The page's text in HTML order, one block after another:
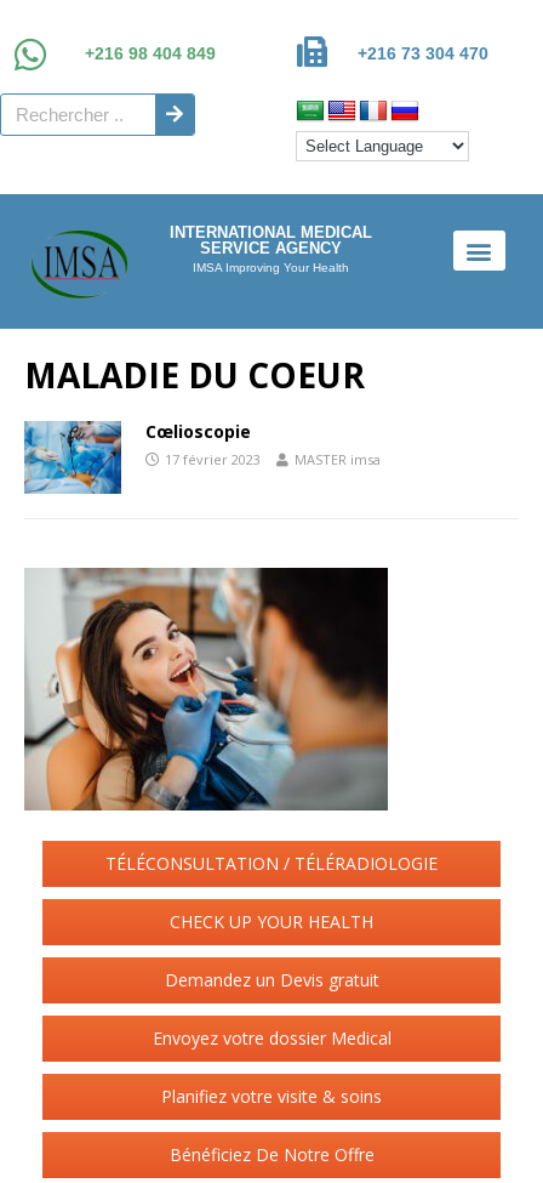
+216 98 404 849 +216 73 304 470
INTERNATIONAL MEDICAL
SERVICE AGENCY
IMSA Improving Your Health
MALADIE DU COEUR
Cœlioscopie
17 février 2023 MASTER imsa
TÉLÉCONSULTATION / TÉLÉRADIOLOGIE
CHECK UP YOUR HEALTH
Demandez un Devis gratuit
Envoyez votre dossier Medical
Planifiez votre visite & soins
Bénéficiez De Notre Offre